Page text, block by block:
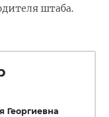
штаба.
Георгиевна